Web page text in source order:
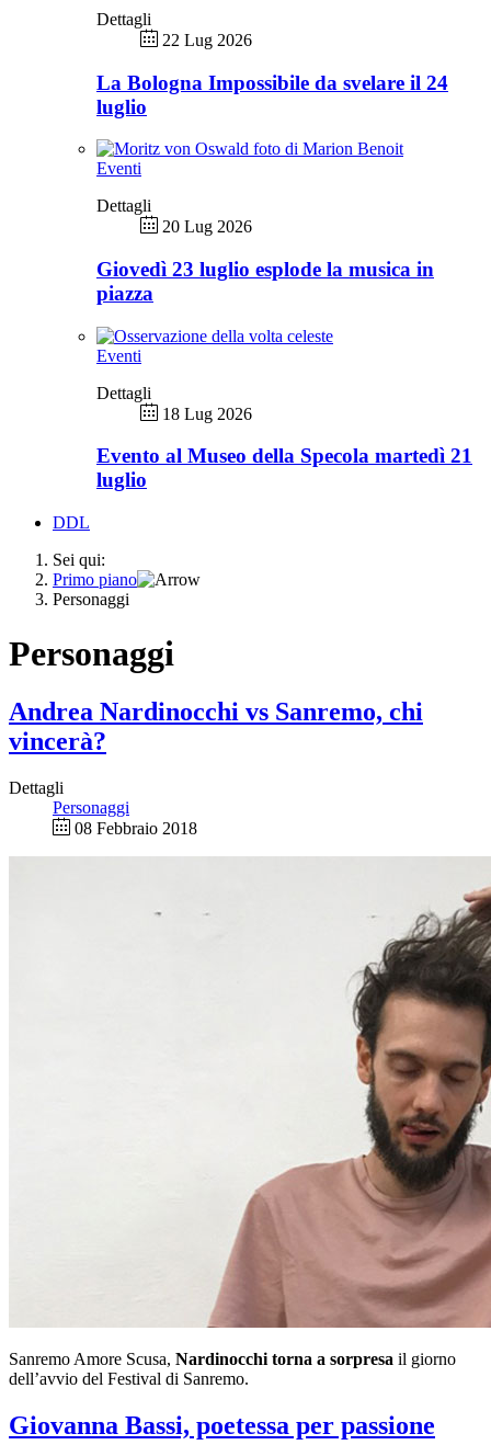
Dettagli
22 Lug 2026
La Bologna Impossibile da svelare il 24
luglio
Eventi
Dettagli
20 Lug 2026
Giovedì 23 luglio esplode la musica in
piazza
Eventi
Dettagli
18 Lug 2026
Evento al Museo della Specola martedì 21
luglio
DDL
Sei qui:
Primo piano
Personaggi
Personaggi
Andrea Nardinocchi vs Sanremo, chi
vincerà?
Dettagli
Personaggi
08 Febbraio 2018
Sanremo Amore Scusa, Nardinocchi torna a sorpresa il giorno
dell’avvio del Festival di Sanremo.
Giovanna Bassi, poetessa per passione